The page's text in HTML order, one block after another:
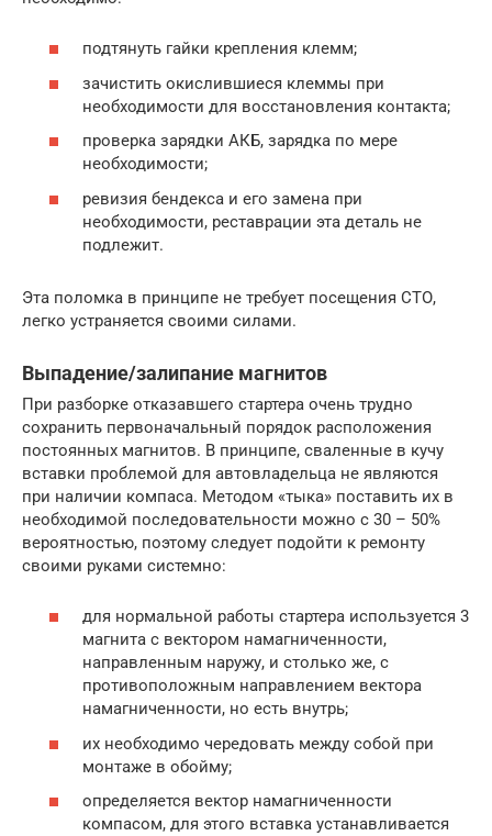
подтянуть гайки крепления клемм;
зачистить окислившиеся клеммы при
необходимости для восстановления контакта;
проверка зарядки АКБ, зарядка по мере
необходимости;
ревизия бендекса и его замена при
необходимости, реставрации эта деталь не
подлежит.
Эта поломка в принципе не требует посещения СТО,
легко устраняется своими силами.
Выпадение/залипание магнитов
При разборке отказавшего стартера очень трудно
сохранить первоначальный порядок расположения
постоянных магнитов. В принципе, сваленные в кучу
вставки проблемой для автовладельца не являются
при наличии компаса. Методом «тыка» поставить их в
необходимой последовательности можно с 30 – 50%
вероятностью, поэтому следует подойти к ремонту
своими руками системно:
для нормальной работы стартера используется 3
магнита с вектором намагниченности,
направленным наружу, и столько же, с
противоположным направлением вектора
намагниченности, но есть внутрь;
их необходимо чередовать между собой при
монтаже в обойму;
определяется вектор намагниченности
компасом, для этого вставка устанавливается